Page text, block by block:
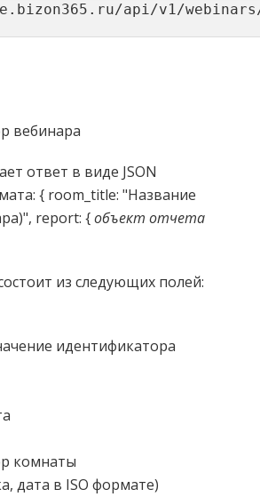
api/v1/
вебинара
ответ в виде JSON
{ room_title: "Название
report: {объект отчета
из следующих полей:
идентификатора
комнаты
дата в ISO формате)